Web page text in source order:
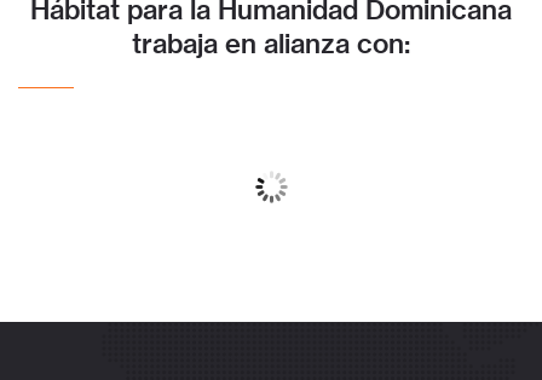
Hábitat para la Humanidad Dominicana
trabaja en alianza con: